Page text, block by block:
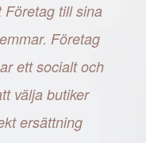
till sina
Företag
ett socialt och
välja butiker
ersättning